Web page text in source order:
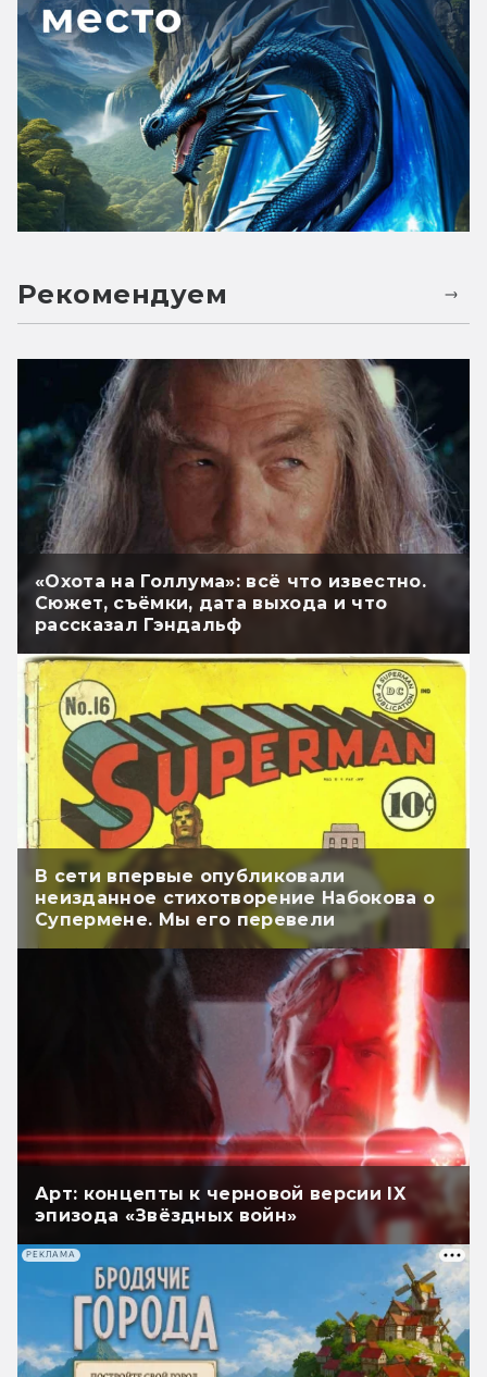
Рекомендуем
«Охота на Голлума»: всё что известно.
Сюжет, съёмки, дата выхода и что
рассказал Гэндальф
В сети впервые опубликовали
неизданное стихотворение Набокова о
Супермене. Мы его перевели
Арт: концепты к черновой версии IX
эпизода «Звёздных войн»
РЕКЛАМА